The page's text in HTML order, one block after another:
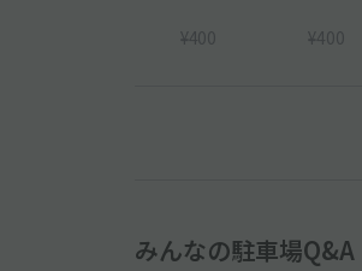
¥400 ¥400
みんなの駐車場Q&A